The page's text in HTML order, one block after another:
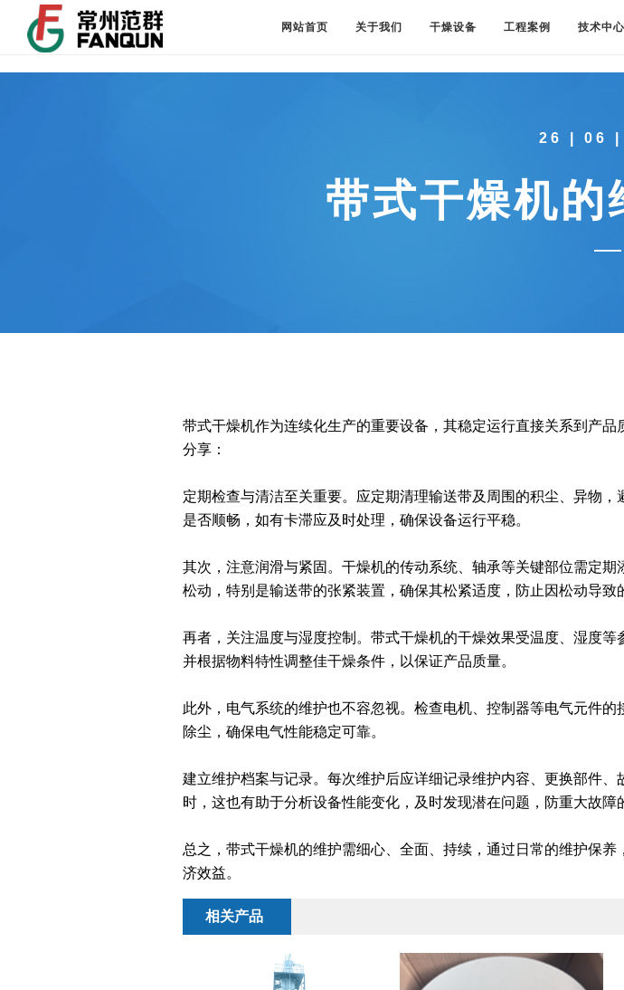
网站首页 关于我们 干燥设备 工程案例 技术中心
26 | 06 |
带式干燥机的
带式干燥机作为连续化生产的重要设备，其稳定运行直接关系到产
分享：
定期检查与清洁至关重要。应定期清理输送带及周围的积尘、异物
是否顺畅，如有卡滞应及时处理，确保设备运行平稳。
其次，注意润滑与紧固。干燥机的传动系统、轴承等关键部位需定
松动，特别是输送带的张紧装置，确保其松紧适度，防止因松动导致
再者，关注温度与湿度控制。带式干燥机的干燥效果受温度、湿度
并根据物料特性调整佳干燥条件，以保证产品质量。
此外，电气系统的维护也不容忽视。检查电机、控制器等电气元件
除尘，确保电气性能稳定可靠。
建立维护档案与记录。每次维护后应详细记录维护内容、更换部件
时，这也有助于分析设备性能变化，及时发现潜在问题，防重大故障
总之，带式干燥机的维护需细心、全面、持续，通过日常的维护保
济效益。
相关产品